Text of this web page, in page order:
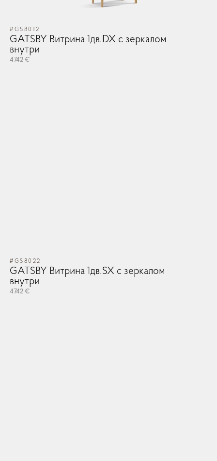
#GS8012
GATSBY Витрина 1дв.DX с зеркалом
внутри
4742 €
#GS8022
GATSBY Витрина 1дв.SX с зеркалом
внутри
4742 €